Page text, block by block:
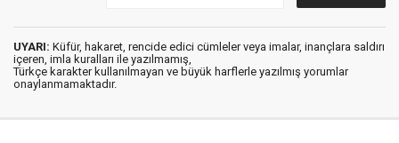
UYARI: Küfür, hakaret, rencide edici cümleler veya imalar, inançlara saldırı
içeren, imla kuralları ile yazılmamış,
Türkçe karakter kullanılmayan ve büyük harflerle yazılmış yorumlar
onaylanmamaktadır.